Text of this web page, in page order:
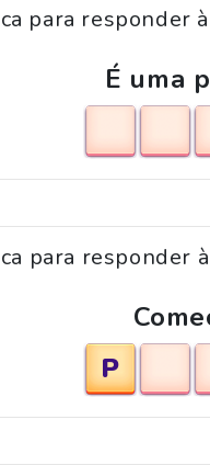
para responder
É uma
para responder
P